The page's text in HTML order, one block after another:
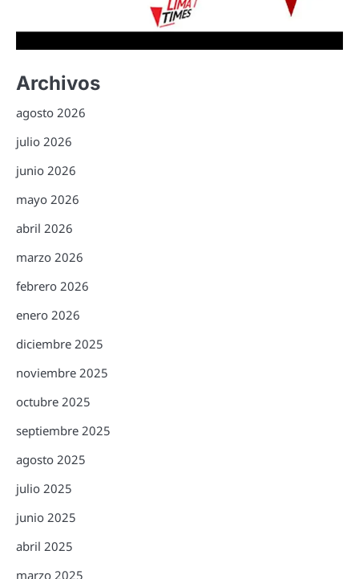
Archivos
agosto 2026
julio 2026
junio 2026
mayo 2026
abril 2026
marzo 2026
febrero 2026
enero 2026
diciembre 2025
noviembre 2025
octubre 2025
septiembre 2025
agosto 2025
julio 2025
junio 2025
abril 2025
marzo 2025